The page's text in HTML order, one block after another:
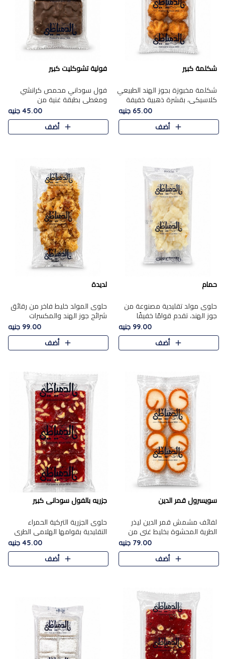
شكلمة كبير
شكلمة مخبوزة بجوز الهند الطبيعي
كلاسيكي، بقشرة ذهبية خفيفة
وقلب طري رطب يذوب في الفم،
تمنحك المذاق الشرقي الحلو الأصيل
التقليدي في كل لقمة.
65.00 جنيه
أضف
فولية تشوكليت كبير
فول سوداني محمص كرانشي
ومغطى بطبقة غنية من
الشوكولاتة، يجمع بين طعم
القرمشة الأصيلة الكلاسكيكية
التقليدية للفول السوداني وحلاوة
45.00 جنيه
أضف
حمام
حلوى مولد تقليدية مصنوعة من
جوز الهند، تقدم قوامًا خفيفًا
ونكهة شرقية أصيلة تجسد روح
الـموسم الأعياد.
99.00 جنيه
أضف
لديدة
حلوى المولد خليط فاخر من رقائق
شرائح جوز الهند والمكسرات
المحمصة، متماسك بشراب حلاوة
الكراميل الخفيفة ليمنحك قرمشة
غنية ومذاقًا شرقيًا أصيلً..
99.00 جنيه
أضف
سويسرول قمر الدين
لفائف مشمش قمر الدين ليذر
الطرية المحشوة بخليط غني من
جوز الهند الأبيض والمكسرات
الفاخرة، يقدم المذاق الحلو
الطبيعي لقمر الدين و تجمع بين
79.00 جنيه
أضف
جزريه بالفول سودانى كبير
حلوى الجزرية التركية الحمراء
التقليدية بقوامها الهلامي الطري
ولونها الأحمر المميز، محشوة
بسخاء بالفول السوداني المحمص
لتمنحك توازنًا رائعًا ..
45.00 جنيه
أضف